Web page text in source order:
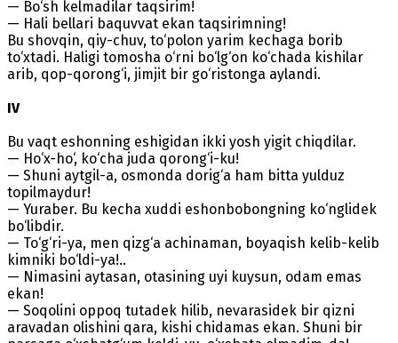
— Bo‘sh kelmadilar taqsirim!
— Hali bellari baquvvat ekan taqsirimning!
Bu shovqin, qiy-chuv, to‘polon yarim kechaga borib
to‘xtadi. Haligi tomosha o‘rni bo‘lg‘on ko‘chada kishilar
arib, qop-qorong‘i, jimjit bir go‘ristonga aylandi.
IV
Bu vaqt eshonning eshigidan ikki yosh yigit chiqdilar.
— Ho‘x-ho‘, ko‘cha juda qorong‘i-ku!
— Shuni aytgil-a, osmonda dorig‘a ham bitta yulduz
topilmaydur!
— Yuraber. Bu kecha xuddi eshonbobongning ko‘nglidek
bo‘libdir.
— To‘g‘ri-ya, men qizg‘a achinaman, boyaqish kelib-kelib
kimniki bo‘ldi-ya!..
— Nimasini aytasan, otasining uyi kuysun, odam emas
ekan!
— Soqolini oppoq tutadek hilib, nevarasidek bir qizni
aravadan olishini qara, kishi chidamas ekan. Shuni bir